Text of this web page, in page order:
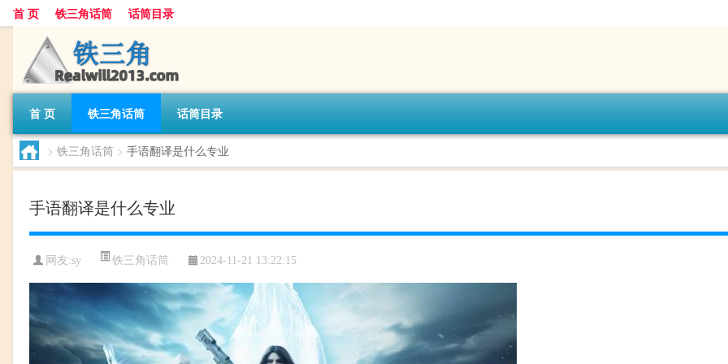
首 页 铁三角话筒 话筒目录
首 页 铁三角话筒 话筒目录
> 铁三角话筒 > 手语翻译是什么专业
手语翻译是什么专业
网友:sy 铁三角话筒 2024-11-21 13:22:15